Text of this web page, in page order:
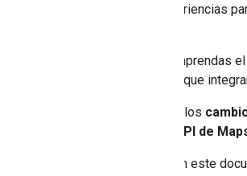
que compilas aplicaciones y experiencias
Te recomendamos que leas y comprendas el
aplicaciones nuevas y existentes que
En este documento, se describen los
API de
La información que se describe en este